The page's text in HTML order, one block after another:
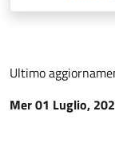
Ultimo
Mer 01 Luglio,